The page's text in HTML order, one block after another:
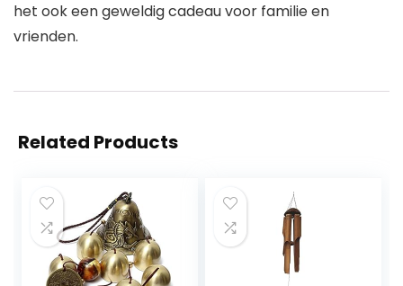
het ook een geweldig cadeau voor familie en
vrienden.
Related Products